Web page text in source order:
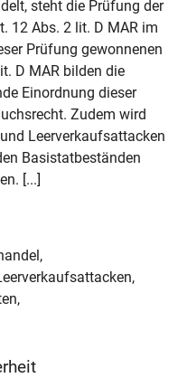
steht die Prüfung der
12 Abs. 2 lit. D MAR im
Prüfung gewonnenen
D MAR bilden die
Einordnung dieser
Zudem wird
Leerverkaufsattacken
Basistatbeständen
[...]